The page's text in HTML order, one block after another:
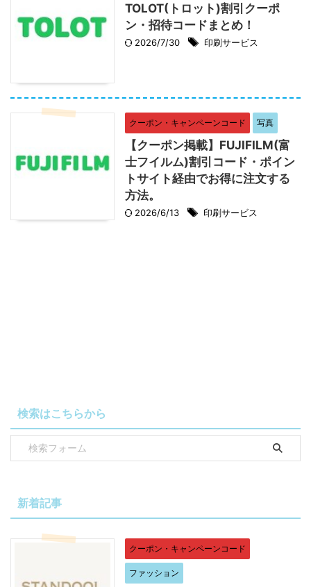
TOLOT(トロット)割引クーポ
ン・招待コードまとめ！
2026/7/30 印刷サービス
クーポン・キャンペーンコード 写真
【クーポン掲載】FUJIFILM(富
士フイルム)割引コード・ポイン
トサイト経由でお得に注文する
方法。
2026/6/13 印刷サービス
検索はこちらから
新着記事
クーポン・キャンペーンコード
ファッション